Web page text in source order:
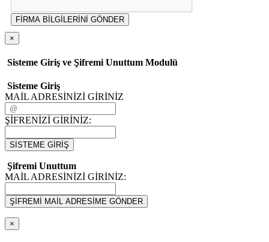
FİRMA BİLGİLERİNİ GÖNDER
×
Sisteme Giriş ve Şifremi Unuttum Modulü
Sisteme Giriş
MAİL ADRESİNİZİ GİRİNİZ
ŞİFRENİZİ GİRİNİZ:
SİSTEME GİRİŞ
Şifremi Unuttum
MAİL ADRESİNİZİ GİRİNİZ:
ŞİFREMİ MAİL ADRESİME GÖNDER
×